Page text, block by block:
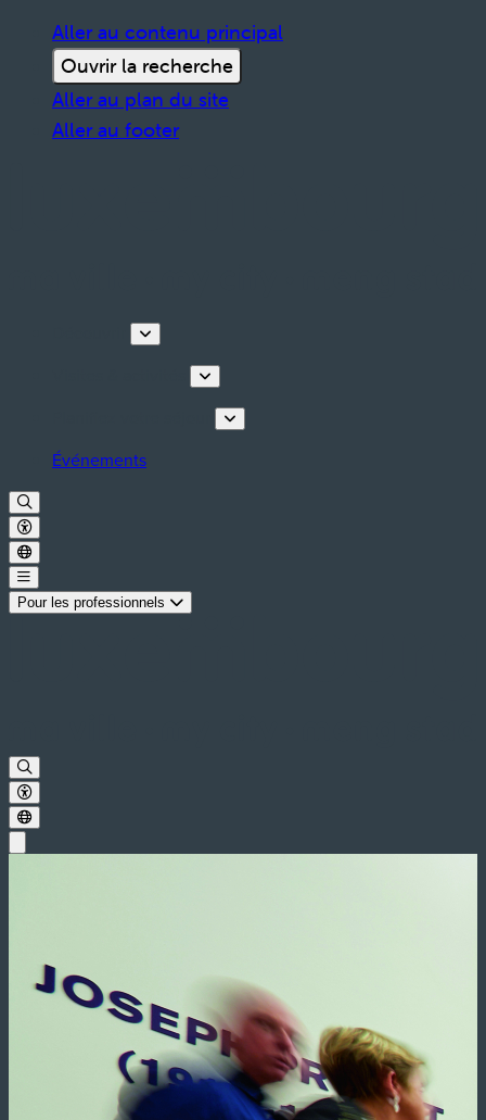
Aller au contenu principal
Ouvrir la recherche
Aller au plan du site
Aller au footer
Événements
Pour les professionnels